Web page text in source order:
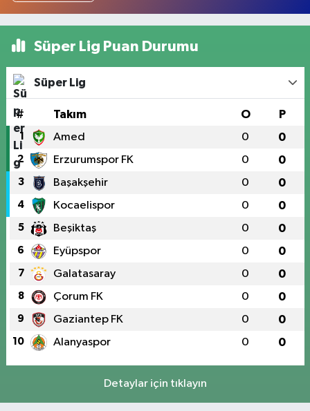
Süper Lig Puan Durumu
Süper Lig
# Takım O P
1 Amed 0 0
2 Erzurumspor FK 0 0
3 Başakşehir 0 0
4 Kocaelispor 0 0
5 Beşiktaş 0 0
6 Eyüpspor 0 0
7 Galatasaray 0 0
8 Çorum FK 0 0
9 Gaziantep FK 0 0
10 Alanyaspor 0 0
Detaylar için tıklayın